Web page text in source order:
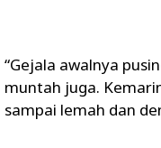
“Gejala awalnya
muntah juga.
sampai lemah dan